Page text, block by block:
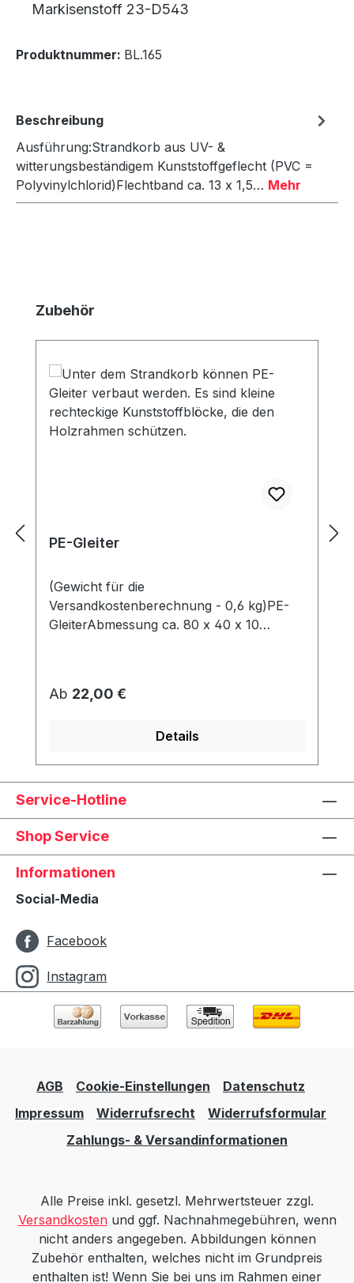
Markisenstoff 23-D543
Produktnummer: BL.165
Beschreibung
Ausführung:Strandkorb aus UV- &
witterungsbeständigem Kunststoffgeflecht (PVC =
Polyvinylchlorid)Flechtband ca. 13 x 1,5… Mehr
Produktgalerie überspringen
Zubehör
PE-Gleiter
(Gewicht für die
Versandkostenberechnung - 0,6 kg)PE-
GleiterAbmessung ca. 80 x 40 x 10
Regulärer Preis:
Ab 22,00 €
Details
Service-Hotline
Shop Service
Informationen
Social-Media
Facebook
Instagram
AGB Cookie-Einstellungen
Datenschutz
Impressum
Widerrufsrecht
Widerrufsformular
Zahlungs- & Versandinformationen
Alle Preise inkl. gesetzl. Mehrwertsteuer zzgl.
Versandkostenund ggf. Nachnahmegebühren, wenn
nicht anders angegeben. Abbildungen können
Zubehör enthalten, welches nicht im Grundpreis
enthalten ist! Wenn Sie bei uns im Rahmen einer